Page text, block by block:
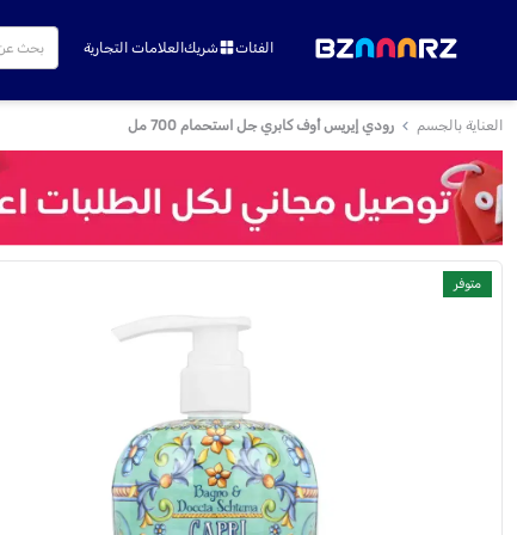
الفئات شريكالعلامات التجارية
العناية بالجسم رودي إيريس أوف كابري جل استحمام 700 مل
متوفر